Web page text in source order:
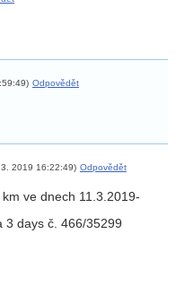
Odpovědět
2019 16:22:49) Odpovědět
ve dnech 11.3.2019-
3 days č. 466/35299